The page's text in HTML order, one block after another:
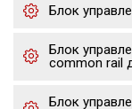
Блок
Блок
common rail
Блок